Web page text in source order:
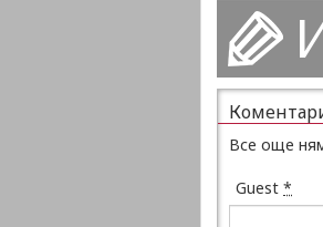
Все още
Guest *